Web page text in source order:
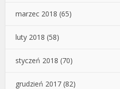
marzec 2018 (65)
luty 2018 (58)
styczeń 2018 (70)
grudzień 2017 (82)